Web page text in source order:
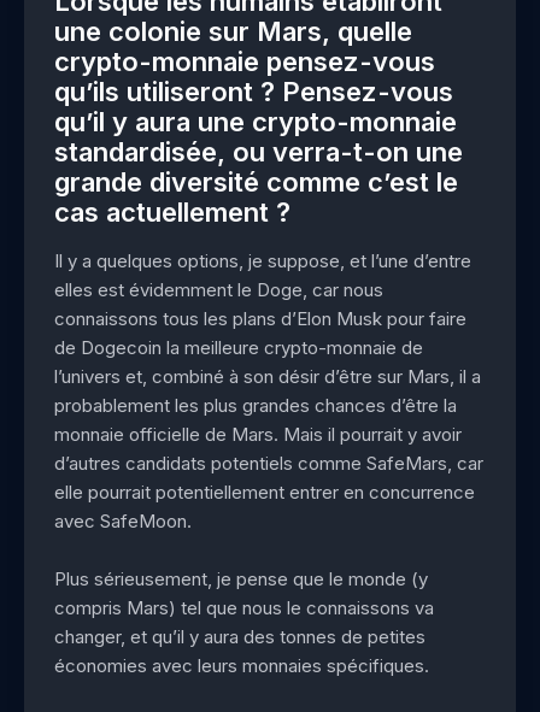
une colonie sur Mars, quelle
crypto-monnaie pensez-vous
qu’ils utiliseront ? Pensez-vous
qu’il y aura une crypto-monnaie
standardisée, ou verra-t-on une
grande diversité comme c’est le
cas actuellement ?
Il y a quelques options, je suppose, et l’une d’entre
elles est évidemment le Doge, car nous
connaissons tous les plans d’Elon Musk pour faire
de Dogecoin la meilleure crypto-monnaie de
l’univers et, combiné à son désir d’être sur Mars, il a
probablement les plus grandes chances d’être la
monnaie officielle de Mars. Mais il pourrait y avoir
d’autres candidats potentiels comme SafeMars, car
elle pourrait potentiellement entrer en concurrence
avec SafeMoon.
Plus sérieusement, je pense que le monde (y
compris Mars) tel que nous le connaissons va
changer, et qu’il y aura des tonnes de petites
économies avec leurs monnaies spécifiques.